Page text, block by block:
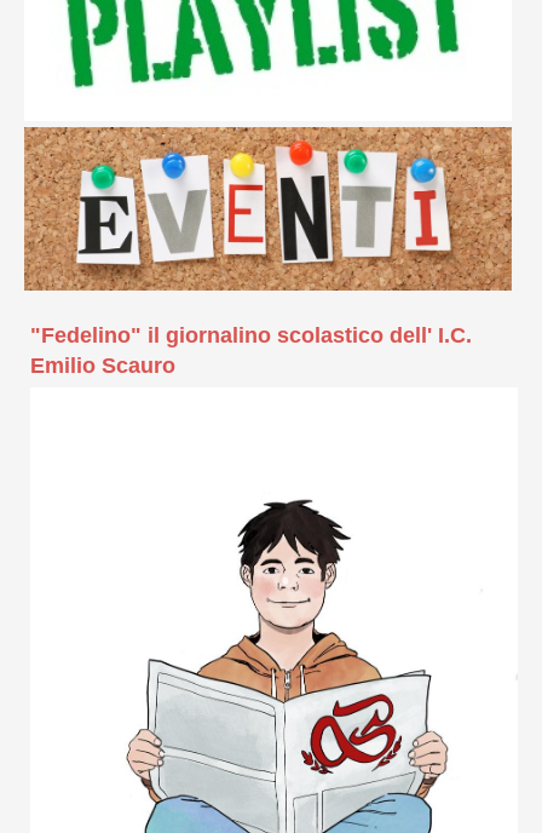
"Fedelino" il giornalino scolastico dell' I.C.
Emilio Scauro